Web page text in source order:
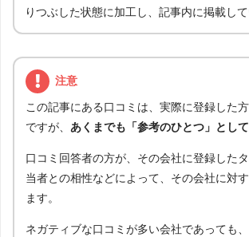
りつぶした状態に加工し、記事内に掲載して
注意
この記事にある口コミは、実際に登録した
ですが、 あくまでも「参考のひとつ」として
口コミ回答者の方が、その会社に登録した
当者との相性などによって、その会社に対
ます。
ネガティブな口コミが多い会社であっても